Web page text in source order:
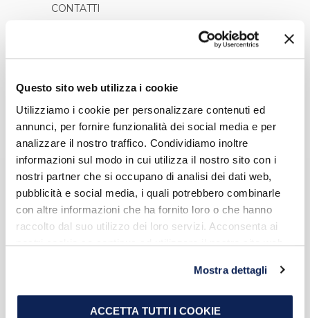
Questo sito web utilizza i cookie
Utilizziamo i cookie per personalizzare contenuti ed
annunci, per fornire funzionalità dei social media e per
analizzare il nostro traffico. Condividiamo inoltre
informazioni sul modo in cui utilizza il nostro sito con i
nostri partner che si occupano di analisi dei dati web,
pubblicità e social media, i quali potrebbero combinarle
con altre informazioni che ha fornito loro o che hanno
raccolto dal suo utilizzo dei loro servizi. Acconsenta ai
nostri cookie se continua ad utilizzare il nostro sito web.
Mostra dettagli
ACCETTA TUTTI I COOKIE
CONTATTI
800 739 757
Reclami:clienti@bsgaseluce.itoppure
compila il modulo online
Modello organizzativo e codice etico
WhistleBlowing
Modulo reclamo importi anomali